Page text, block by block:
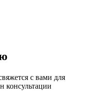
с вами для
консультации